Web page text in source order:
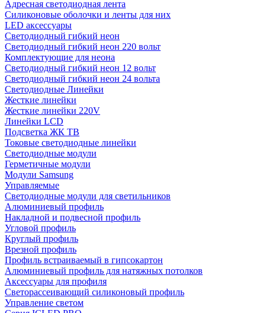
Адресная светодиодная лента
Силиконовые оболочки и ленты для них
LED аксессуары
Светодиодный гибкий неон
Светодиодный гибкий неон 220 вольт
Комплектующие для неона
Светодиодный гибкий неон 12 вольт
Светодиодный гибкий неон 24 вольта
Светодиодные Линейки
Жесткие линейки
Жесткие линейки 220V
Линейки LCD
Подсветка ЖК ТВ
Токовые светодиодные линейки
Светодиодные модули
Герметичные модули
Модули Samsung
Управляемые
Светодиодные модули для светильников
Алюминиевый профиль
Накладной и подвесной профиль
Угловой профиль
Круглый профиль
Врезной профиль
Профиль встраиваемый в гипсокартон
Алюминиевый профиль для натяжных потолков
Аксессуары для профиля
Светорассеивающий силиконовый профиль
Управление светом